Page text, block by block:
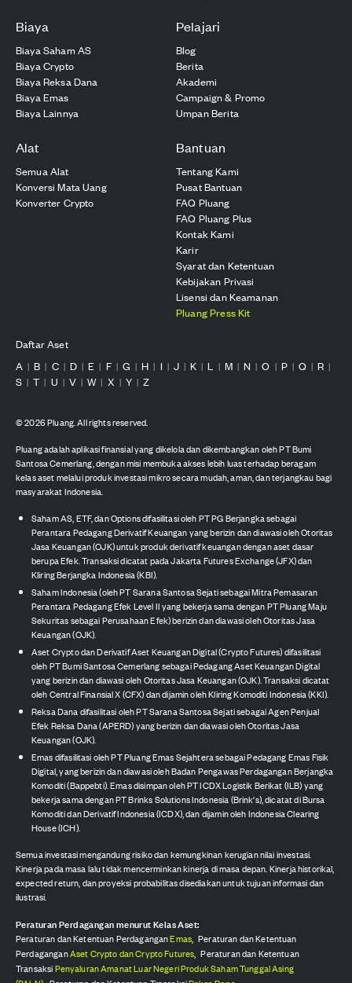
Biaya
Biaya Saham AS
Biaya Crypto
Biaya Reksa Dana
Biaya Emas
Biaya Lainnya
Pelajari
Blog
Berita
Akademi
Campaign & Promo
Umpan Berita
Alat
Semua Alat
Konversi Mata Uang
Konverter Crypto
Bantuan
Tentang Kami
Pusat Bantuan
FAQ Pluang
FAQ Pluang Plus
Kontak Kami
Karir
Syarat dan Ketentuan
Kebijakan Privasi
Lisensi dan Keamanan
Pluang Press Kit
Daftar Aset
A | B | C | D | E | F | G | H | I | J | K | L | M | N | O | P | Q | R |
S | T | U | V | W | X | Y | Z
©2026Pluang. All rights reserved.
Pluang adalah aplikasi finansial yang dikelola dan dikembangkan oleh PT Bumi
Santosa Cemerlang, dengan misi membuka akses lebih luas terhadap beragam
kelas aset melalui produk investasi mikro secara mudah, aman, dan terjangkau bagi
masyarakat Indonesia.
Saham AS, ETF, dan Options difasilitasi oleh PT PG Berjangka sebagai
Perantara Pedagang Derivatif Keuangan yang berizin dan diawasi oleh Otoritas
Jasa Keuangan (OJK) untuk produk derivatif keuangan dengan aset dasar
berupa Efek. Transaksi dicatat pada Jakarta Futures Exchange (JFX) dan
Kliring Berjangka Indonesia (KBI).
Saham Indonesia (oleh PT Sarana Santosa Sejati sebagai Mitra Pemasaran
Perantara Pedagang Efek Level II yang bekerja sama dengan PT Pluang Maju
Sekuritas sebagai Perusahaan Efek) berizin dan diawasi oleh Otoritas Jasa
Keuangan (OJK).
Aset Crypto dan Derivatif Aset Keuangan Digital (Crypto Futures) difasilitasi
oleh PT Bumi Santosa Cemerlang sebagai Pedagang Aset Keuangan Digital
yang berizin dan diawasi oleh Otoritas Jasa Keuangan (OJK). Transaksi dicatat
oleh Central Finansial X (CFX) dan dijamin oleh Kliring Komoditi Indonesia (KKI).
Reksa Dana difasilitasi oleh PT Sarana Santosa Sejati sebagai Agen Penjual
Efek Reksa Dana (APERD) yang berizin dan diawasi oleh Otoritas Jasa
Keuangan (OJK).
Emas difasilitasi oleh PT Pluang Emas Sejahtera sebagai Pedagang Emas Fisik
Digital, yang berizin dan diawasi oleh Badan Pengawas Perdagangan Berjangka
Komoditi (Bappebti). Emas disimpan oleh PT ICDX Logistik Berikat (ILB) yang
bekerja sama dengan PT Brinks Solutions Indonesia (Brink's), dicatat di Bursa
Komoditi dan Derivatif Indonesia (ICDX), dan dijamin oleh Indonesia Clearing
House (ICH).
Semua investasi mengandung risiko dan kemungkinan kerugian nilai investasi.
Kinerja pada masa lalu tidak mencerminkan kinerja di masa depan. Kinerja historikal,
expected return, dan proyeksi probabilitas disediakan untuk tujuan informasi dan
ilustrasi.
Peraturan Perdagangan menurut Kelas Aset:
Peraturan dan Ketentuan PerdaganganEmas, Peraturan dan Ketentuan
PerdaganganAset Crypto dan Crypto Futures, Peraturan dan Ketentuan
TransaksiPenyaluran Amanat Luar Negeri Produk Saham Tunggal Asing